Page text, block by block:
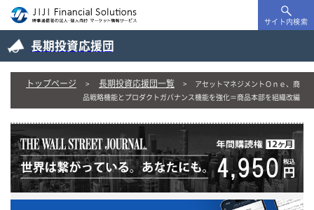
サイト内検索
長期投資応援団
トップページ 長期投資応援団一覧
アセットマネジメントＯｎｅ、商
品戦略機能とプロダクトガバナンス機能を強化＝商品本部を組織改編